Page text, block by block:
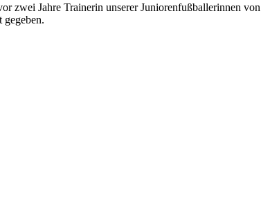
zwei Jahre Trainerin unserer Juniorenfußballerinnen von
gegeben.